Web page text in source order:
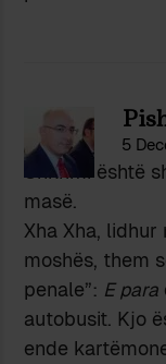
5
Shkrimi është
masë.
Xha Xha,
moshës, them
penale”: E para
autobusit. Kjo
ende